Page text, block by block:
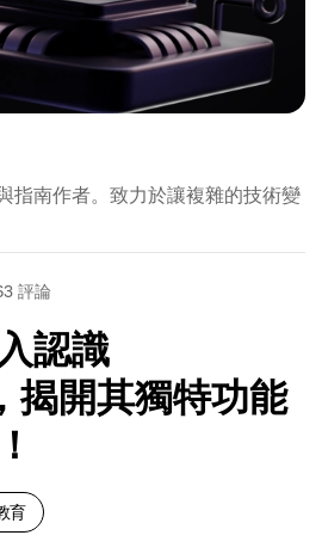
指南作者。致力於讓複雜的技術變
評論
認識
揭開其獨特功能
育